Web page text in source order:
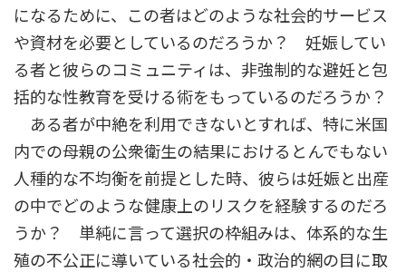
になるために、この者はどのような社会的サービス
や資材を必要としているのだろうか？ 妊娠してい
る者と彼らのコミュニティは、非強制的な避妊と包
括的な性教育を受ける術をもっているのだろうか？
ある者が中絶を利用できないとすれば、特に米国
内での母親の公衆衛生の結果におけるとんでもない
人種的な不均衡を前提とした時、彼らは妊娠と出産
の中でどのような健康上のリスクを経験するのだろ
うか？ 単純に言って選択の枠組みは、体系的な生
殖の不公正に導いている社会的・政治的網の目に取